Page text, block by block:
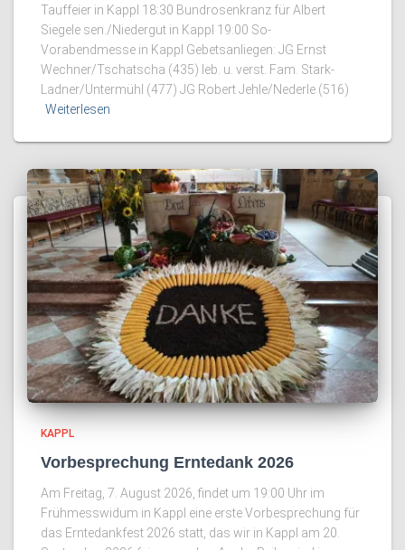
Tauffeier in Kappl 18:30 Bundrosenkranz für Albert
Siegele sen./Niedergut in Kappl 19:00 So-
Vorabendmesse in Kappl Gebetsanliegen: JG Ernst
Wechner/Tschatscha (435) leb. u. verst. Fam. Stark-
Ladner/Untermühl (477) JG Robert Jehle/Nederle (516)
Weiterlesen
KAPPL
Vorbesprechung Erntedank 2026
Am Freitag, 7. August 2026, findet um 19:00 Uhr im
Frühmesswidum in Kappl eine erste Vorbesprechung für
das Erntedankfest 2026 statt, das wir in Kappl am 20.